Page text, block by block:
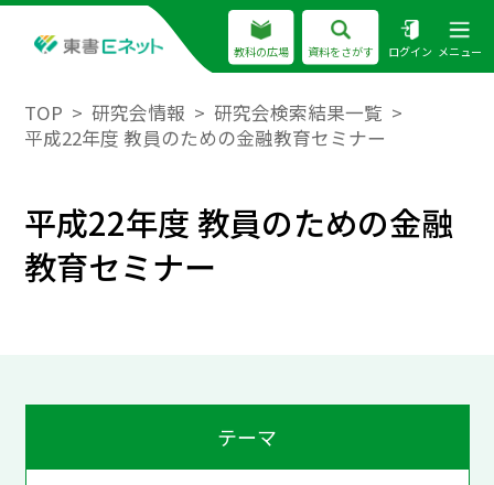
教科の広場 資料をさがす ログイン メニュー
TOP 研究会情報
研究会検索結果一覧
平成22年度 教員のための金融教育セミナー
平成22年度 教員のための金融
教育セミナー
テーマ